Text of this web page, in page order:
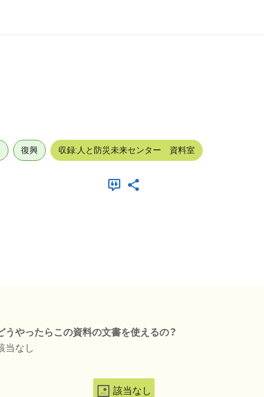
復興 収録:人と防災未来センター 資料室
うやったらこの資料の文書を使えるの？
当なし
該当なし